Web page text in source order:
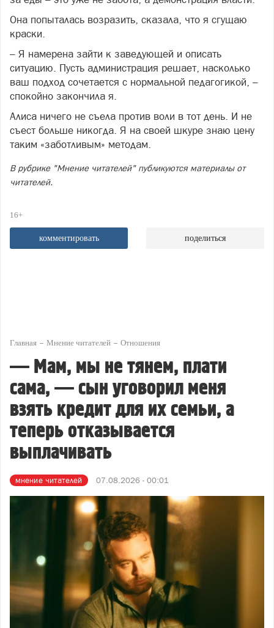
Она попыталась возразить, сказала, что я сгущаю
краски.
– Я намерена зайти к заведующей и описать
ситуацию. Пусть администрация решает, насколько
ваш подход сочетается с нормальной педагогикой, –
спокойно закончила я.
Алиса ничего не съела против воли в тот день. И не
съест больше никогда. Я на своей шкуре знаю цену
таким «заботливым» методам.
В рубрике "Мнение читателей" публикуются материалы от
читателей.
16+
комментировать поделиться
Главная Мнение читателей Отношения
— Мам, мы не тянем, плати
сама, — сын уговорил меня
взять кредит для их семьи, а
теперь отказывается
выплачивать
мнение читателей 07.08.2026 - 00:01